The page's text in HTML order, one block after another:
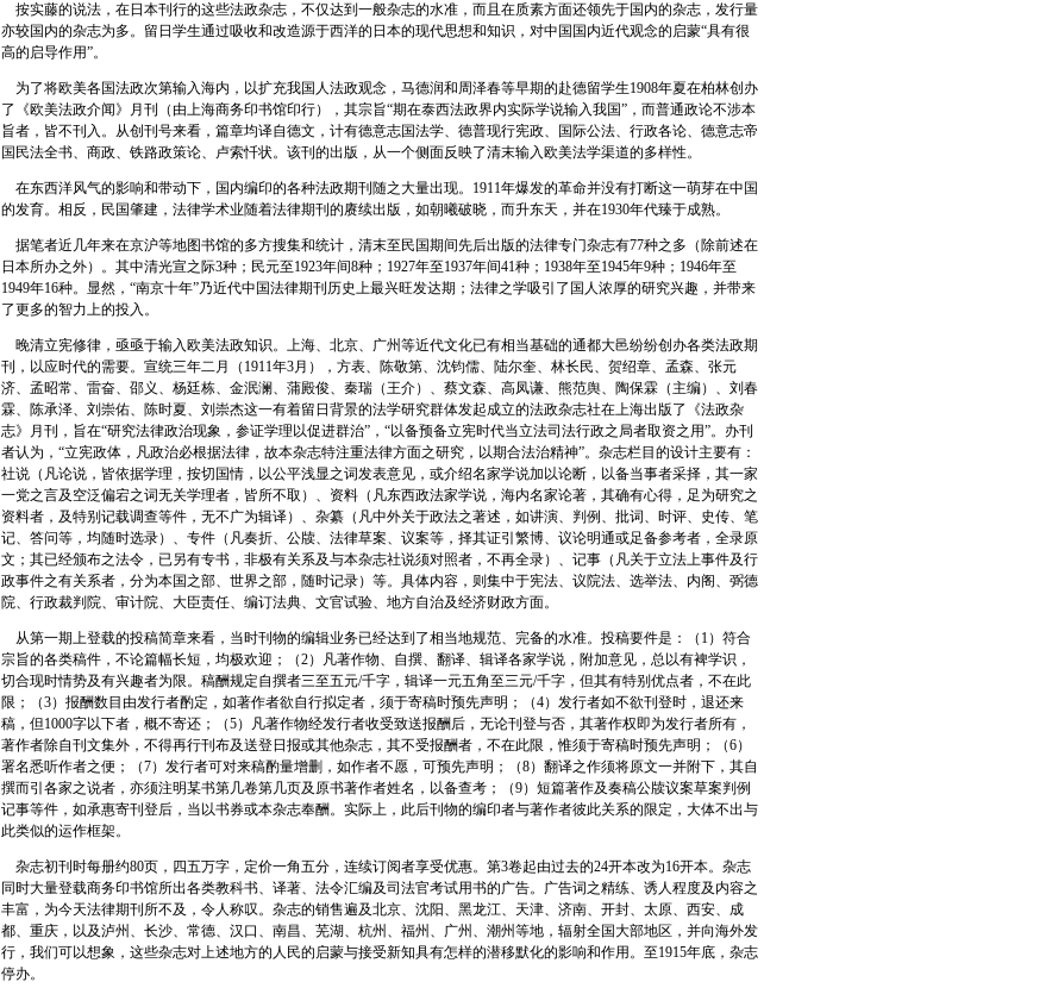
按实藤的说法，在日本刊行的这些法政杂志，不仅达到一般杂志的水准，而且在质素方面还领先于国内的杂志，发行量
亦较国内的杂志为多。留日学生通过吸收和改造源于西洋的日本的现代思想和知识，对中国国内近代观念的启蒙“具有很
高的启导作用”。
为了将欧美各国法政次第输入海内，以扩充我国人法政观念，马德润和周泽春等早期的赴德留学生1908年夏在柏林创办
了《欧美法政介闻》月刊（由上海商务印书馆印行），其宗旨“期在泰西法政界内实际学说输入我国”，而普通政论不涉本
旨者，皆不刊入。从创刊号来看，篇章均译自德文，计有德意志国法学、德普现行宪政、国际公法、行政各论、德意志帝
国民法全书、商政、铁路政策论、卢索忏状。该刊的出版，从一个侧面反映了清末输入欧美法学渠道的多样性。
在东西洋风气的影响和带动下，国内编印的各种法政期刊随之大量出现。1911年爆发的革命并没有打断这一萌芽在中国
的发育。相反，民国肇建，法律学术业随着法律期刊的赓续出版，如朝曦破晓，而升东天，并在1930年代臻于成熟。
据笔者近几年来在京沪等地图书馆的多方搜集和统计，清末至民国期间先后出版的法律专门杂志有77种之多（除前述在
日本所办之外）。其中清光宣之际3种；民元至1923年间8种；1927年至1937年间41种；1938年至1945年9种；1946年至
1949年16种。显然，“南京十年”乃近代中国法律期刊历史上最兴旺发达期；法律之学吸引了国人浓厚的研究兴趣，并带来
了更多的智力上的投入。
晚清立宪修律，亟亟于输入欧美法政知识。上海、北京、广州等近代文化已有相当基础的通都大邑纷纷创办各类法政期
刊，以应时代的需要。宣统三年二月（1911年3月），方表、陈敬第、沈钧儒、陆尔奎、林长民、贺绍章、孟森、张元
济、孟昭常、雷奋、邵义、杨廷栋、金泯澜、蒲殿俊、秦瑞（王介）、蔡文森、高凤谦、熊范舆、陶保霖（主编）、刘春
霖、陈承泽、刘崇佑、陈时夏、刘崇杰这一有着留日背景的法学研究群体发起成立的法政杂志社在上海出版了《法政杂
志》月刊，旨在“研究法律政治现象，参证学理以促进群治”，“以备预备立宪时代当立法司法行政之局者取资之用”。办刊
者认为，“立宪政体，凡政治必根据法律，故本杂志特注重法律方面之研究，以期合法治精神”。杂志栏目的设计主要有：
社说（凡论说，皆依据学理，按切国情，以公平浅显之词发表意见，或介绍名家学说加以论断，以备当事者采择，其一家
一党之言及空泛偏宕之词无关学理者，皆所不取）、资料（凡东西政法家学说，海内名家论著，其确有心得，足为研究之
资料者，及特别记载调查等件，无不广为辑译）、杂纂（凡中外关于政法之著述，如讲演、判例、批词、时评、史传、笔
记、答问等，均随时选录）、专件（凡奏折、公牍、法律草案、议案等，择其证引繁博、议论明通或足备参考者，全录原
文；其已经颁布之法令，已另有专书，非极有关系及与本杂志社说须对照者，不再全录）、记事（凡关于立法上事件及行
政事件之有关系者，分为本国之部、世界之部，随时记录）等。具体内容，则集中于宪法、议院法、选举法、内阁、弼德
院、行政裁判院、审计院、大臣责任、编订法典、文官试验、地方自治及经济财政方面。
从第一期上登载的投稿简章来看，当时刊物的编辑业务已经达到了相当地规范、完备的水准。投稿要件是：（1）符合
宗旨的各类稿件，不论篇幅长短，均极欢迎；（2）凡著作物、自撰、翻译、辑译各家学说，附加意见，总以有裨学识，
切合现时情势及有兴趣者为限。稿酬规定自撰者三至五元/千字，辑译一元五角至三元/千字，但其有特别优点者，不在此
限；（3）报酬数目由发行者酌定，如著作者欲自行拟定者，须于寄稿时预先声明；（4）发行者如不欲刊登时，退还来
稿，但1000字以下者，概不寄还；（5）凡著作物经发行者收受致送报酬后，无论刊登与否，其著作权即为发行者所有，
著作者除自刊文集外，不得再行刊布及送登日报或其他杂志，其不受报酬者，不在此限，惟须于寄稿时预先声明；（6）
署名悉听作者之便；（7）发行者可对来稿酌量增删，如作者不愿，可预先声明；（8）翻译之作须将原文一并附下，其自
撰而引各家之说者，亦须注明某书第几卷第几页及原书著作者姓名，以备查考；（9）短篇著作及奏稿公牍议案草案判例
记事等件，如承惠寄刊登后，当以书券或本杂志奉酬。实际上，此后刊物的编印者与著作者彼此关系的限定，大体不出与
此类似的运作框架。
杂志初刊时每册约80页，四五万字，定价一角五分，连续订阅者享受优惠。第3卷起由过去的24开本改为16开本。杂志
同时大量登载商务印书馆所出各类教科书、译著、法令汇编及司法官考试用书的广告。广告词之精练、诱人程度及内容之
丰富，为今天法律期刊所不及，令人称叹。杂志的销售遍及北京、沈阳、黑龙江、天津、济南、开封、太原、西安、成
都、重庆，以及泸州、长沙、常德、汉口、南昌、芜湖、杭州、福州、广州、潮州等地，辐射全国大部地区，并向海外发
行，我们可以想象，这些杂志对上述地方的人民的启蒙与接受新知具有怎样的潜移默化的影响和作用。至1915年底，杂志
停办。